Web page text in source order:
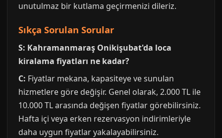
unutulmaz bir kutlama geçirmenizi dileriz.
Sıkça Sorulan Sorular
S: Kahramanmaraş Onikişubat'da loca
kiralama fiyatları ne kadar?
C: Fiyatlar mekana, kapasiteye ve sunulan
hizmetlere göre değişir. Genel olarak, 2.000 TL ile
10.000 TL arasında değişen fiyatlar görebilirsiniz.
Hafta içi veya erken rezervasyon indirimleriyle
daha uygun fiyatlar yakalayabilirsiniz.